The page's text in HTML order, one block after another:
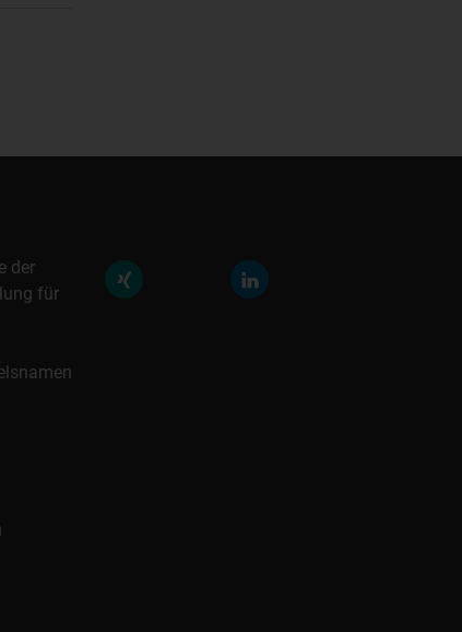
der
für